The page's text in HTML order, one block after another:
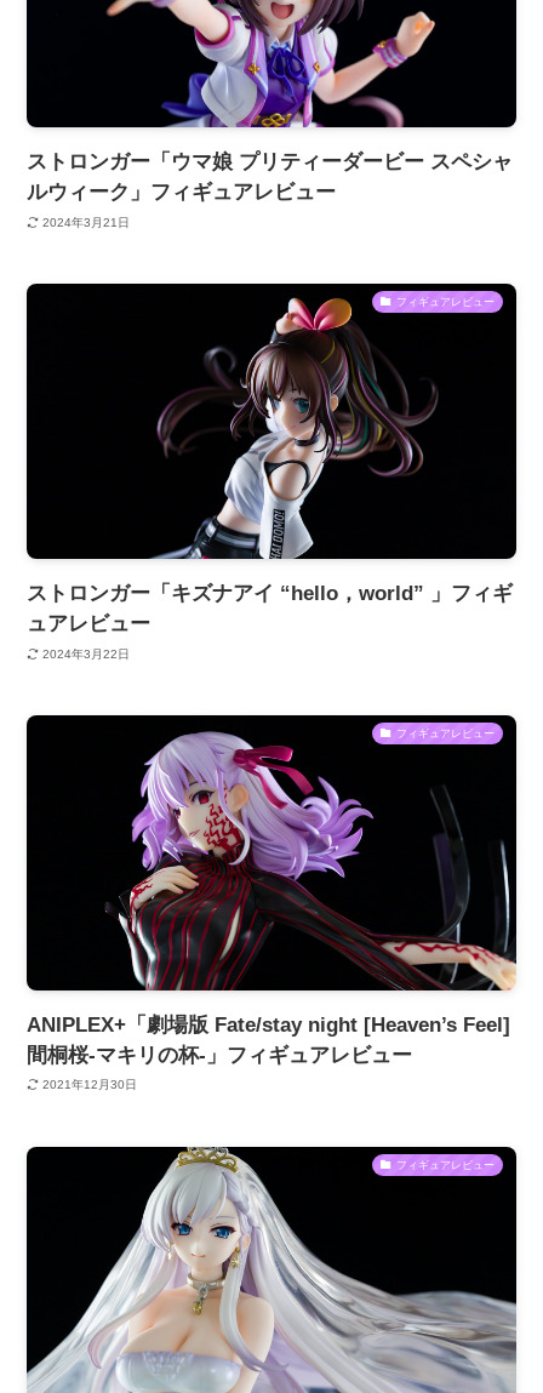
ストロンガー「ウマ娘 プリティーダービー スペシャ
ルウィーク」フィギュアレビュー
2024年3月21日
フィギュアレビュー
ストロンガー「キズナアイ “hello，world” 」フィギ
ュアレビュー
2024年3月22日
フィギュアレビュー
ANIPLEX+「劇場版 Fate/stay night [Heaven’s Feel]
間桐桜-マキリの杯-」フィギュアレビュー
2021年12月30日
フィギュアレビュー